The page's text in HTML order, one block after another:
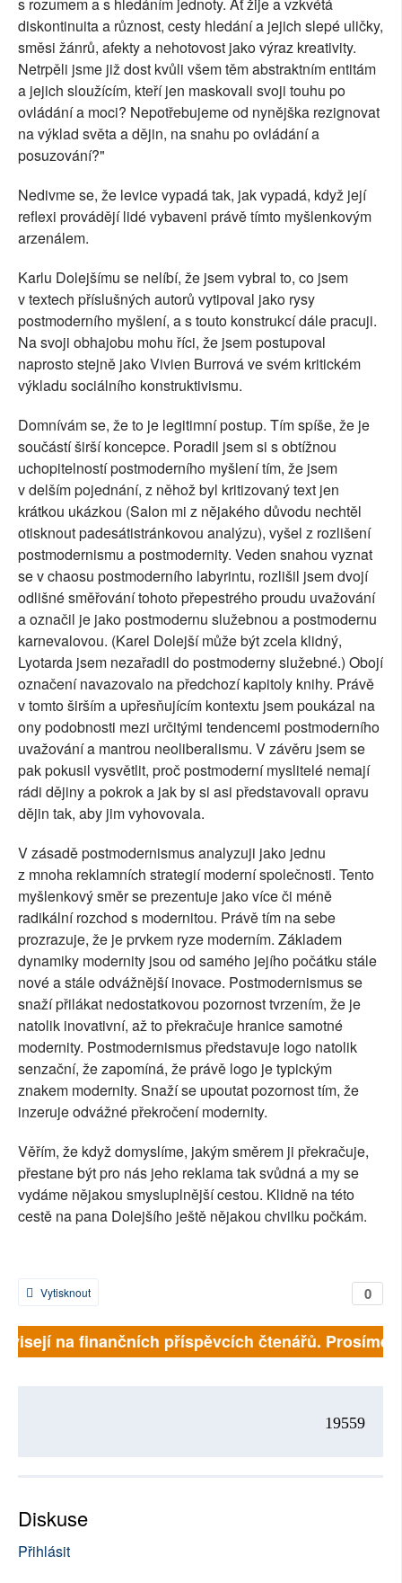
s rozumem a s hledáním jednoty. Ať žije a vzkvétá
diskontinuita a různost, cesty hledání a jejich slepé uličky,
směsi žánrů, afekty a nehotovost jako výraz kreativity.
Netrpěli jsme již dost kvůli všem těm abstraktním entitám
a jejich sloužícím, kteří jen maskovali svoji touhu po
ovládání a moci? Nepotřebujeme od nynějška rezignovat
na výklad světa a dějin, na snahu po ovládání a
posuzování?"
Nedivme se, že levice vypadá tak, jak vypadá, když její
reflexi provádějí lidé vybaveni právě tímto myšlenkovým
arzenálem.
Karlu Dolejšímu se nelíbí, že jsem vybral to, co jsem
v textech příslušných autorů vytipoval jako rysy
postmoderního myšlení, a s touto konstrukcí dále pracuji.
Na svoji obhajobu mohu říci, že jsem postupoval
naprosto stejně jako Vivien Burrová ve svém kritickém
výkladu sociálního konstruktivismu.
Domnívám se, že to je legitimní postup. Tím spíše, že je
součástí širší koncepce. Poradil jsem si s obtížnou
uchopitelností postmoderního myšlení tím, že jsem
v delším pojednání, z něhož byl kritizovaný text jen
krátkou ukázkou (Salon mi z nějakého důvodu nechtěl
otisknout padesátistránkovou analýzu), vyšel z rozlišení
postmodernismu a postmodernity. Veden snahou vyznat
se v chaosu postmoderního labyrintu, rozlišil jsem dvojí
odlišné směřování tohoto přepestrého proudu uvažování
a označil je jako postmodernu služebnou a postmodernu
karnevalovou. (Karel Dolejší může být zcela klidný,
Lyotarda jsem nezařadil do postmoderny služebné.) Obojí
označení navazovalo na předchozí kapitoly knihy. Právě
v tomto širším a upřesňujícím kontextu jsem poukázal na
ony podobnosti mezi určitými tendencemi postmoderního
uvažování a mantrou neoliberalismu. V závěru jsem se
pak pokusil vysvětlit, proč postmoderní myslitelé nemají
rádi dějiny a pokrok a jak by si asi představovali opravu
dějin tak, aby jim vyhovovala.
V zásadě postmodernismus analyzuji jako jednu
z mnoha reklamních strategií moderní společnosti. Tento
myšlenkový směr se prezentuje jako více či méně
radikální rozchod s modernitou. Právě tím na sebe
prozrazuje, že je prvkem ryze moderním. Základem
dynamiky modernity jsou od samého jejího počátku stále
nové a stále odvážnější inovace. Postmodernismus se
snaží přilákat nedostatkovou pozornost tvrzením, že je
natolik inovativní, až to překračuje hranice samotné
modernity. Postmodernismus představuje logo natolik
senzační, že zapomíná, že právě logo je typickým
znakem modernity. Snaží se upoutat pozornost tím, že
inzeruje odvážné překročení modernity.
Věřím, že když domyslíme, jakým směrem ji překračuje,
přestane být pro nás jeho reklama tak svůdná a my se
vydáme nějakou smysluplnější cestou. Klidně na této
cestě na pana Dolejšího ještě nějakou chvilku počkám.
0
Vytisknout
na finančních příspěvcích čtenářů. Prosíme,
19559
Diskuse
Přihlásit